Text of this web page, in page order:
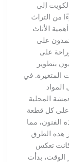
إلى
من التراث
الأثاث
على
على
بتطوير
المتغيرة. في
المواد
المحلية
على كل قطعة
الفنون، مما
هذه الطرق
تعكس
الوقت، بدأت